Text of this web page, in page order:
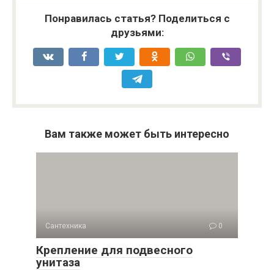
Понравилась статья? Поделиться с
друзьями:
Вам также может быть интересно
Сантехника 0
Крепление для подвесного
унитаза